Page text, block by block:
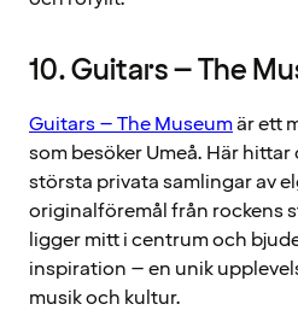
10. Guitars – The
Guitars – The Museumär ett
som besöker Umeå. Här
största privata samlingar av
originalföremål från rockens
ligger mitt i centrum och
inspiration – en unik
musik och kultur.